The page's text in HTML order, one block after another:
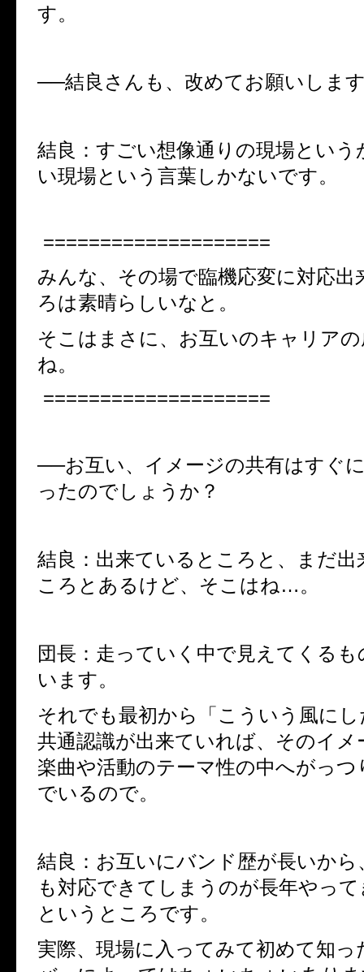
す。
──結良さんも、改めてお願いしま
結良：すごい想像通りの現場という
い現場という言葉しかないです。
====================
みんな、その場で臨機応変に対応出
ろは素晴らしいなと。
そこはまさに、お互いのキャリア
ね。
====================
──お互い、イメージの共有はすぐ
ったのでしょうか？
結良：出来ているところと、まだ
ころとあるけど、そこはね…。
団長：走っていく中で見えてくる
います。
それでも最初から「こういう風に
共通認識が出来ていれば、そのイ
楽曲や活動のテーマ性の中へがっつ
でいるので。
結良：お互いにバンド歴が長いか
も対応できてしまうのが長年やっ
というところです。
実際、現場に入ってみて初めて知